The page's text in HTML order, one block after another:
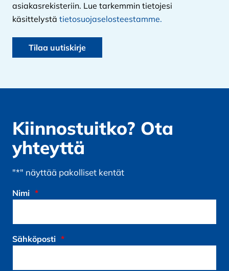
asiakasrekisteriin. Lue tarkemmin tietojesi
käsittelystä tietosuojaselosteestamme.
Kiinnostuitko? Ota
yhteyttä
"*" näyttää pakolliset kentät
Nimi *
Sähköposti *